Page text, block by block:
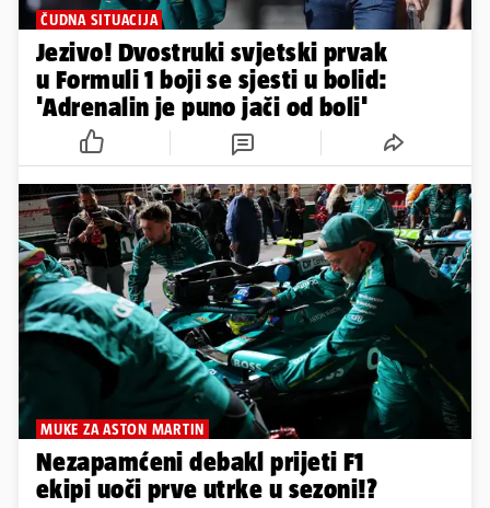
ČUDNA SITUACIJA
Jezivo! Dvostruki svjetski prvak
u Formuli 1 boji se sjesti u bolid:
'Adrenalin je puno jači od boli'
MUKE ZA ASTON MARTIN
Nezapamćeni debakl prijeti F1
ekipi uoči prve utrke u sezoni!?